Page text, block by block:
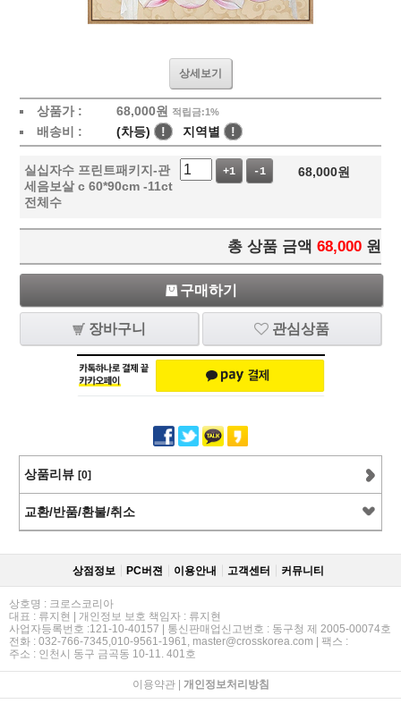
상세보기
상품가 : 68,000원 적립금:1%
배송비 : (차등) ! 지역별 !
실십자수 프린트패키지-관
세음보살 c 60*90cm -11ct
전체수
+1 -1 68,000원
총 상품 금액 68,000 원
구매하기
장바구니 관심상품
상품리뷰 [0]
교환/반품/환불/취소
상점정보 PC버젼 이용안내 고객센터 커뮤니티
상호명 : 크로스코리아
대표 : 류지현 | 개인정보 보호 책임자 : 류지현
사업자등록번호 :121-10-40157 | 통신판매업신고번호 : 동구청 제 2005-00074호
전화 : 032-766-7345,010-9561-1961, master@crosskorea.com | 팩스 :
주소 : 인천시 동구 금곡동 10-11. 401호
이용약관| 개인정보처리방침